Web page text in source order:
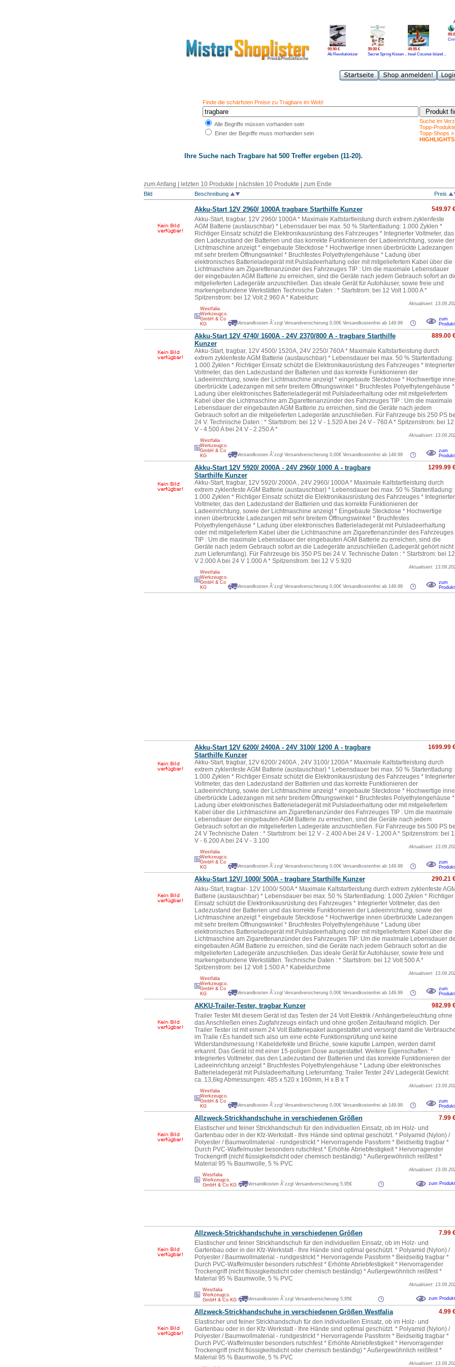
99.90 €
Ab Revolutionizer
39.00 €
Secret Spring Kissen ..
49.95 €
Insel Coconut-Island ..
Finde die schärfsten Preise zu Tragbare im Web!
Alle Begriffe müssen vorhanden sein
Einer der Begriffe muss morhanden sein
Suche im
Topp-
Topp-Shops »
Ihre Suche nach Tragbarehat 500 Treffer ergeben (11-20).
zum Anfang letzten 10 Produkte nächsten 10 Produkte zum Ende
Bild Beschreibung Preis
Akku-Start 12V 2960/ 1000A tragbareStarthilfe Kunzer 549.97
Akku-Start, tragbar, 12V 2960/ 1000A * Maximale Kaltstartleistung durch extrem zyklenfeste
AGM Batterie (austauschbar) * Lebensdauer bei max. 50 % Startentladung: 1.000 Zyklen *
Richtiger Einsatz schützt die Elektronikausrüstung des Fahrzeuges * Integrierter Voltmeter, das
den Ladezustand der Batterien und das korrekte Funktionieren der Ladeeinrichtung, sowie der
Lichtmaschine anzeigt * eingebaute Steckdose * Hochwertige innen überbrückte Ladezangen
mit sehr breitem Öffnungswinkel * Bruchfestes Polyethylengehäuse * Ladung über
elektronisches Batterieladegerät mit Pulsladeerhaltung oder mit mitgeliefertem Kabel über die
Lichtmaschine am Zigarettenanzünder des Fahrzeuges TIP : Um die maximale Lebensdauer
der eingebauten AGM Batterie zu erreichen, sind die Geräte nach jedem Gebrauch sofort an
mitgelieferten Ladegeräte anzuschließen. Das ideale Gerät für Autohäuser, sowie freie und
markengebundene Werkstätten Technische Daten : * Startstrom: bei 12 Volt 1.000 A *
Spitzenstrom: bei 12 Volt 2.960 A * Kabeldurc
Aktualisiert:
Westfalia
Werkzeugco.
GmbH & Co
KG
Versandkosten Â´zzgl Versandversicherung 0,00€ Versandkostenfrei ab 149.99
zum
Produkt
Akku-Start 12V 4740/ 1600A - 24V 2370/800 A - tragbareStarthilfe
Kunzer
889.00
Akku-Start, tragbar, 12V 4500/ 1520A, 24V 2250/ 760A * Maximale Kaltstartleistung durch
extrem zyklenfeste AGM Batterie (austauschbar) * Lebensdauer bei max. 50 % Startentladung:
1.000 Zyklen * Richtiger Einsatz schützt die Elektronikausrüstung des Fahrzeuges * Integrierter
Voltmeter, das den Ladezustand der Batterien und das korrekte Funktionieren der
Ladeeinrichtung, sowie der Lichtmaschine anzeigt * eingebaute Steckdose * Hochwertige
überbrückte Ladezangen mit sehr breitem Öffnungswinkel * Bruchfestes Polyethylengehäuse *
Ladung über elektronisches Batterieladegerät mit Pulsladeerhaltung oder mit mitgeliefertem
Kabel über die Lichtmaschine am Zigarettenanzünder des Fahrzeuges TIP : Um die maximale
Lebensdauer der eingebauten AGM Batterie zu erreichen, sind die Geräte nach jedem
Gebrauch sofort an die mitgelieferten Ladegeräte anzuschließen. Für Fahrzeuge bis 250 PS
24 V. Technische Daten : * Startstrom: bei 12 V - 1.520 A bei 24 V - 760 A * Spitzenstrom: bei 12
V - 4.500 A bei 24 V - 2.250 A *
Aktualisiert:
Westfalia
Werkzeugco.
GmbH & Co
KG
Versandkosten Â´zzgl Versandversicherung 0,00€ Versandkostenfrei ab 149.99
zum
Produkt
Akku-Start 12V 5920/ 2000A - 24V 2960/ 1000 A - tragbare
Starthilfe Kunzer
1299.99
Akku-Start, tragbar, 12V 5920/ 2000A , 24V 2960/ 1000A * Maximale Kaltstartleistung durch
extrem zyklenfeste AGM Batterie (austauschbar) * Lebensdauer bei max. 50 % Startentladung:
1.000 Zyklen * Richtiger Einsatz schützt die Elektronikausrüstung des Fahrzeuges * Integrierter
Voltmeter, das den Ladezustand der Batterien und das korrekte Funktionieren der
Ladeeinrichtung, sowie der Lichtmaschine anzeigt * Eingebaute Steckdose * Hochwertige
innen überbrückte Ladezangen mit sehr breitem Öffnungswinkel * Bruchfestes
Polyethylengehäuse * Ladung über elektronisches Batterieladegerät mit Pulsladeerhaltung
oder mit mitgeliefertem Kabel über die Lichtmaschine am Zigarettenanzünder des Fahrzeuges
TIP : Um die maximale Lebensdauer der eingebauten AGM Batterie zu erreichen, sind die
Geräte nach jedem Gebrauch sofort an die Ladegeräte anzuschließen (Ladegerät gehört nicht
zum Lieferumfang). Für Fahrzeuge bis 350 PS bei 24 V. Technische Daten : * Startstrom: bei 12
V 2.000 A bei 24 V 1.000 A * Spitzenstrom: bei 12 V 5.920
Aktualisiert:
Westfalia
Werkzeugco.
GmbH & Co
KG
Versandkosten Â´zzgl Versandversicherung 0,00€ Versandkostenfrei ab 149.99
zum
Produkt
Akku-Start 12V 6200/ 2400A - 24V 3100/ 1200 A - tragbare
Starthilfe Kunzer
1699.99
Akku-Start, tragbar, 12V 6200/ 2400A , 24V 3100/ 1200A * Maximale Kaltstartleistung durch
extrem zyklenfeste AGM Batterie (austauschbar) * Lebensdauer bei max. 50 % Startentladung:
1.000 Zyklen * Richtiger Einsatz schützt die Elektronikausrüstung des Fahrzeuges * Integrierter
Voltmeter, das den Ladezustand der Batterien und das korrekte Funktionieren der
Ladeeinrichtung, sowie der Lichtmaschine anzeigt * eingebaute Steckdose * Hochwertige
überbrückte Ladezangen mit sehr breitem Öffnungswinkel * Bruchfestes Polyethylengehäuse *
Ladung über elektronisches Batterieladegerät mit Pulsladeerhaltung oder mit mitgeliefertem
Kabel über die Lichtmaschine am Zigarettenanzünder des Fahrzeuges TIP : Um die maximale
Lebensdauer der eingebauten AGM Batterie zu erreichen, sind die Geräte nach jedem
Gebrauch sofort an die mitgelieferten Ladegeräte anzuschließen. Für Fahrzeuge bis 500 PS
24 V Technische Daten : * Startstrom: bei 12 V - 2.400 A bei 24 V - 1.200 A * Spitzenstrom: bei
V - 6.200 A bei 24 V - 3.100
Aktualisiert:
Westfalia
Werkzeugco.
GmbH & Co
KG
Versandkosten Â´zzgl Versandversicherung 0,00€ Versandkostenfrei ab 149.99
zum
Produkt
Akku-Start 12V/ 1000/ 500A - tragbareStarthilfe Kunzer 290.21
Akku-Start, tragbar- 12V 1000/ 500A * Maximale Kaltstartleistung durch extrem zyklenfeste AGM
Batterie (austauschbar) * Lebensdauer bei max. 50 % Startentladung: 1.000 Zyklen * Richtiger
Einsatz schützt die Elektronikausrüstung des Fahrzeuges * Integrierter Voltmeter, das den
Ladezustand der Batterien und das korrekte Funktionieren der Ladeeinrichtung, sowie der
Lichtmaschine anzeigt * eingebaute Steckdose * Hochwertige innen überbrückte Ladezangen
mit sehr breitem Öffnungswinkel * Bruchfestes Polyethylengehäuse * Ladung über
elektronisches Batterieladegerät mit Pulsladeerhaltung oder mit mitgeliefertem Kabel über die
Lichtmaschine am Zigarettenanzünder des Fahrzeuges TIP: Um die maximale Lebensdauer
eingebauten AGM Batterie zu erreichen, sind die Geräte nach jedem Gebrauch sofort an die
mitgelieferten Ladegeräte anzuschließen. Das ideale Gerät für Autohäuser, sowie freie und
markengebundene Werkstätten. Technische Daten : * Startstrom: bei 12 Volt 500 A *
Spitzenstrom: bei 12 Volt 1.500 A * Kabeldurchme
Aktualisiert:
Westfalia
Werkzeugco.
GmbH & Co
KG
Versandkosten Â´zzgl Versandversicherung 0,00€ Versandkostenfrei ab 149.99
zum
Produkt
AKKU-Trailer-Tester, tragbar Kunzer 982.99
Trailer Tester Mit diesem Gerät ist das Testen der 24 Volt Elektrik / Anhängerbeleuchtung ohne
das Anschließen eines Zugfahrzeugs einfach und ohne großen Zeitaufwand möglich. Der
Trailer Tester ist mit einem 24 Volt Batteriepaket ausgestattet und versorgt damit die
im Traile r.Es handelt sich also um eine echte Funktionsprüfung und keine
Widerstandsmessung ! Kabeldefekte und Brüche, sowie kaputte Lampen, werden damit
erkannt. Das Gerät ist mit einer 15-poligen Dose ausgestattet. Weitere Eigenschaften: *
Integriertes Voltmeter, das den Ladezustand der Batterien und das korrekte Funktionieren der
Ladeeinrichtung anzeigt * Bruchfestes Polyethylengehäuse * Ladung über elektronisches
Batterieladegerät mit Pulsladeerhaltung Lieferumfang: Trailer Tester 24V Ladegerät Gewicht:
ca. 13,6kg Abmessungen: 485 x 520 x 160mm, H x B x T
Aktualisiert:
Westfalia
Werkzeugco.
GmbH & Co
KG
Versandkosten Â´zzgl Versandversicherung 0,00€ Versandkostenfrei ab 149.99
zum
Produkt
Allzweck-Strickhandschuhe in verschiedenen Größen 7.99
Elastischer und feiner Strickhandschuh für den individuellen Einsatz, ob im Holz- und
Gartenbau oder in der Kfz-Werkstatt - Ihre Hände sind optimal geschützt. * Polyamid (Nylon) /
Polyester / Baumwollmaterial - rundgestrickt * Hervorragende Passform * Beidseitig tragbar *
Durch PVC-Waffelmuster besonders rutschfest * Erhöhte Abriebfestigkeit * Hervorragender
Trockengriff (nicht flüssigkeitsdicht oder chemisch beständig) * Außergewöhnlich reißfest *
Material 95 % Baumwolle, 5 % PVC
Aktualisiert:
Westfalia
Werkzeugco.
GmbH & Co KG
Versandkosten Â´zzgl Versandversicherung 5,95€ zum Produkt
Allzweck-Strickhandschuhe in verschiedenen Größen 7.99
Elastischer und feiner Strickhandschuh für den individuellen Einsatz, ob im Holz- und
Gartenbau oder in der Kfz-Werkstatt - Ihre Hände sind optimal geschützt. * Polyamid (Nylon) /
Polyester / Baumwollmaterial - rundgestrickt * Hervorragende Passform * Beidseitig tragbar *
Durch PVC-Waffelmuster besonders rutschfest * Erhöhte Abriebfestigkeit * Hervorragender
Trockengriff (nicht flüssigkeitsdicht oder chemisch beständig) * Außergewöhnlich reißfest *
Material 95 % Baumwolle, 5 % PVC
Aktualisiert:
Westfalia
Werkzeugco.
GmbH & Co KG
Versandkosten Â´zzgl Versandversicherung 5,95€ zum Produkt
Allzweck-Strickhandschuhe in verschiedenen Größen Westfalia 4.99
Elastischer und feiner Strickhandschuh für den individuellen Einsatz, ob im Holz- und
Gartenbau oder in der Kfz-Werkstatt - Ihre Hände sind optimal geschützt. * Polyamid (Nylon) /
Polyester / Baumwollmaterial - rundgestrickt * Hervorragende Passform * Beidseitig tragbar *
Durch PVC-Waffelmuster besonders rutschfest * Erhöhte Abriebfestigkeit * Hervorragender
Trockengriff (nicht flüssigkeitsdicht oder chemisch beständig) * Außergewöhnlich reißfest *
Material 95 % Baumwolle, 5 % PVC
Aktualisiert: